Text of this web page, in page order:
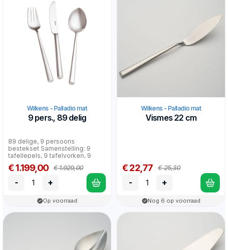
Wilkens - Palladio mat
9 pers., 89 delig
89 delige, 9 persoons
bestekset Samenstelling: 9
tafellepels, 9 tafelvorken, 9
€ 1.199,00 € 1.929,00
- +
Op voorraad
Wilkens - Palladio mat
Vismes 22 cm
€ 22,77 € 25,30
- +
Nog 6 op voorraad